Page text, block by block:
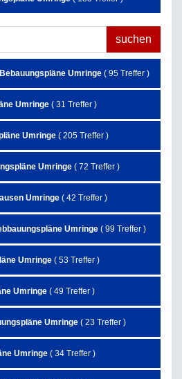
Umringe ( 95 Treffer )
Umringe ( 31 Treffer )
Umringe ( 205 Treffer )
Umringe ( 72 Treffer )
Umringe ( 42 Treffer )
Umringe ( 99 Treffer )
Umringe ( 53 Treffer )
Umringe ( 49 Treffer )
Umringe ( 23 Treffer )
Umringe ( 34 Treffer )